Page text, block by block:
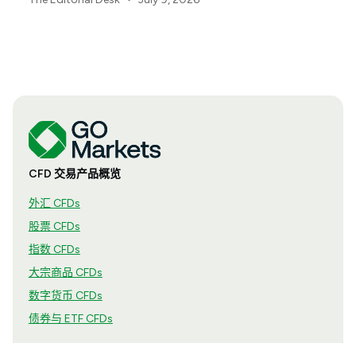
CFD 交易产品概览
外汇 CFDs
股票 CFDs
指数 CFDs
大宗商品 CFDs
数字货币 CFDs
债券与 ETF CFDs